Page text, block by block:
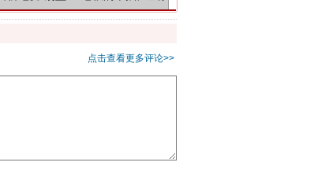
点击查看更多评论>>